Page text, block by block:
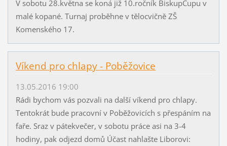
V sobotu 28.května se koná již 10.ročník BiskupCupu v
malé kopané. Turnaj proběhne v tělocvičně ZŠ
Komenského 17.
Víkend pro chlapy - Poběžovice
13.05.2016 19:00
Rádi bychom vás pozvali na další víkend pro chlapy.
Tentokrát bude pracovní v Poběžovicích s přespáním na
faře. Sraz v pátekvečer, v sobotu práce asi na 3-4
hodiny, pak odjezd domů Účast nahlašte Liborovi: